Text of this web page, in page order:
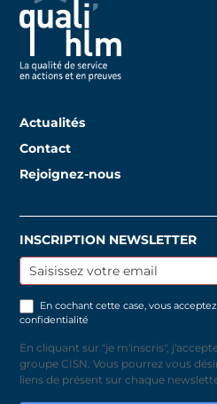
Actualités
Contact
Rejoignez-nous
Inscription
newsletter
INSCRIPTION NEWSLETTER
En cochant cette case, vous
confidentialité
En cliquant sur "je m'inscris",
groupe CISN. Vous pourrez vous
liens de présent sur chaque